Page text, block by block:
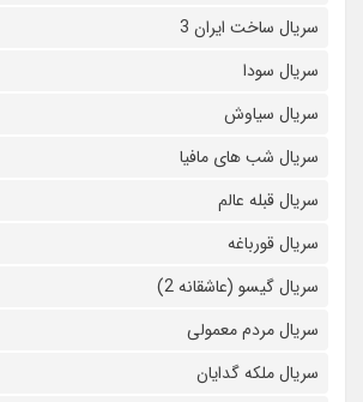
سریال ساخت ایران 3
سریال سودا
سریال سیاوش
سریال شب های مافیا
سریال قبله عالم
سریال قورباغه
سریال گیسو (عاشقانه 2)
سریال مردم معمولی
سریال ملکه گدایان